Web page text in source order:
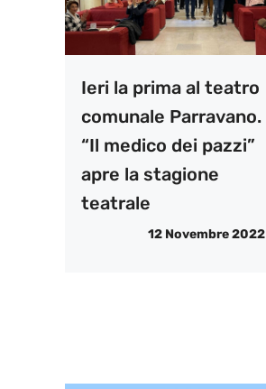
Ieri la prima al teatro
comunale Parravano.
“Il medico dei pazzi”
apre la stagione
teatrale
12 Novembre 2022